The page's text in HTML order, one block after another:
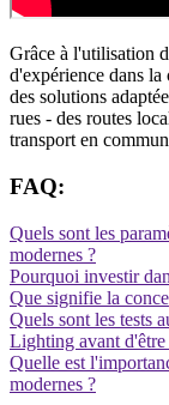
Grâce à l'utilisation
d'expérience dans
des solutions
rues - des routes
transport en
FAQ:
Quels sont les
modernes ?
Pourquoi investir
Que signifie la
Quels sont les tests
Lighting avant d'être
Quelle est
modernes ?